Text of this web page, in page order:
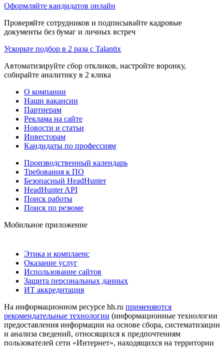
Оформляйте кандидатов онлайн
Проверяйте сотрудников и подписывайте кадровые
документы без бумаг и личных встреч
Ускорьте подбор в 2 раза с Talantix
Автоматизируйте сбор откликов, настройте воронку,
собирайте аналитику в 2 клика
О компании
Наши вакансии
Партнерам
Реклама на сайте
Новости и статьи
Инвесторам
Кандидаты по профессиям
Производственный календарь
Требования к ПО
Безопасный HeadHunter
HeadHunter API
Поиск работы
Поиск по резюме
Мобильное приложение
Этика и комплаенс
Оказание услуг
Использование сайтов
Защита персональных данных
ИТ аккредитация
На информационном ресурсе hh.ru применяются
рекомендательные технологии (информационные технологии
предоставления информации на основе сбора, систематизации
и анализа сведений, относящихся к предпочтениям
пользователей сети «Интернет», находящихся на территории